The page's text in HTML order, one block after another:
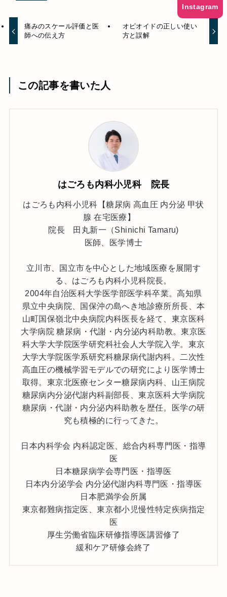
痛みのスケール評価と医
師への伝え方
オピオイドの正しい使い
方と誤解
この記事を書いた人
はごろも内科小児科 院長
はごろも内科小児科【糖尿病 高血圧 内分泌 甲状
腺 在宅医療】
院長 田丸新一（Shinichi Tamaru)
医師、医学博士
立川市、国立市を中心とした地域医療を展開す
る、はごろも内科小児科院長。
2004年自治医科大学医学部医学科卒業。高知県
県立中央病院、国保沖の島へき地診療所所長、本
山町国保嶺北中央病院内科医長を経て、東京医科
大学病院 糖尿病・代謝・内分泌内科助教。東京医
科大学大学院医学研究科社会人大学院入学。東京
大学大学院医学系研究科糖尿病代謝内科。二次性
高血圧の機械学習モデルでの研究により医学博士
取得。東京北医療センター糖尿病内科、山王病院
糖尿病内分泌代謝内科副部長、東京医科大学病院
糖尿病・代謝・内分泌内科助教を歴任。医学の研
究も積極的に行ってきた。
日本内科学会 内科認定医、総合内科専門医・指導
医
日本糖尿病学会専門医・指導医
日本内分泌学会 内分泌代謝内科専門医・指導医
日本肥満学会所属
東京都難病指定医、東京都小児慢性特定疾病指定
医
厚生労働省臨床研修指導医講習修了
緩和ケア研修会終了
Instagram